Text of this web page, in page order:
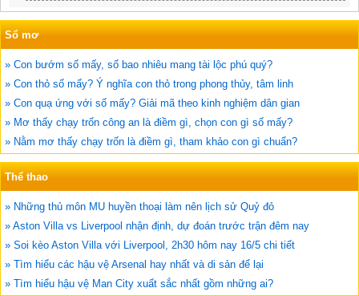
Sổ mơ
» Con bướm số mấy, số bao nhiêu mang tài lộc phú quý?
» Con thỏ số mấy? Ý nghĩa con thỏ trong phong thủy, tâm linh
» Con quạ ứng với số mấy? Giải mã theo kinh nghiệm dân gian
» Mơ thấy chạy trốn công an là điềm gì, chọn con gì số mấy?
» Nằm mơ thấy chạy trốn là điềm gì, tham khảo con gì chuẩn?
Thể thao
» Những thủ môn MU huyền thoại làm nên lịch sử Quỷ đỏ
» Aston Villa vs Liverpool nhận định, dự đoán trước trận đêm nay
» Soi kèo Aston Villa với Liverpool, 2h30 hôm nay 16/5 chi tiết
» Tìm hiểu các hậu vệ Arsenal hay nhất và di sản để lại
» Tìm hiểu hậu vệ Man City xuất sắc nhất gồm những ai?